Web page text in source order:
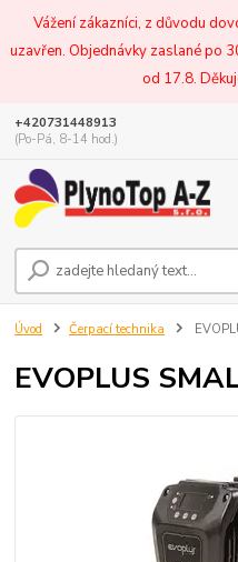
Vážení zákazníci, z důvodu
uzavřen. Objednávky zaslané po
od 17.8.
+420731448913
(Po-Pá, 8-14 hod.)
Úvod Čerpací technika
EVOPLUS